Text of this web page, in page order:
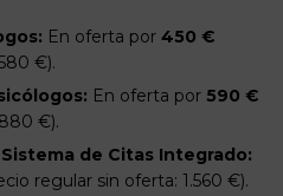
En oferta por 450 €
€).
En oferta por 590 €
€).
de Citas Integrado:
regular sin oferta: 1.560 €).